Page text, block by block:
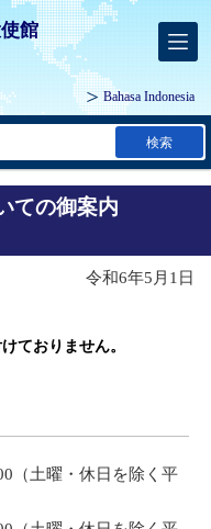
館
Bahasa Indonesia
検索
ての御案内
令和6年5月1日
ておりません。
（土曜・休日を除く平